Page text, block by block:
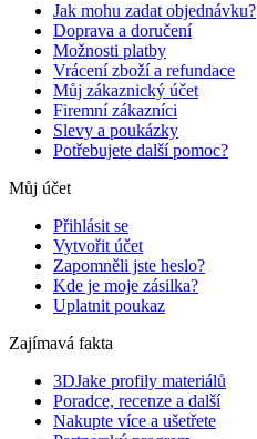
Jak mohu zadat objednávku?
Doprava a doručení
Možnosti platby
Vrácení zboží a refundace
Můj zákaznický účet
Firemní zákazníci
Slevy a poukázky
Potřebujete další pomoc?
Můj účet
Přihlásit se
Vytvořit účet
Zapomněli jste heslo?
Kde je moje zásilka?
Uplatnit poukaz
Zajímavá fakta
3DJake profily materiálů
Poradce, recenze a další
Nakupte více a ušetřete